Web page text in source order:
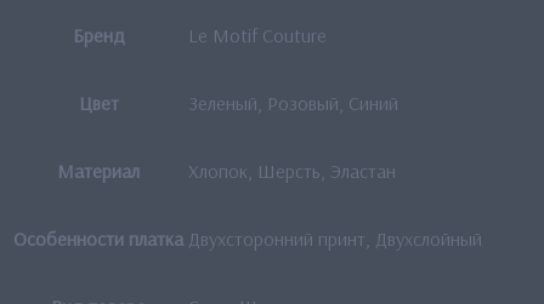
Бренд
Le Motif Couture
Цвет Зеленый, Розовый, Синий
Материал Хлопок, Шерсть, Эластан
Особенности платка Двухсторонний принт, Двухслойный